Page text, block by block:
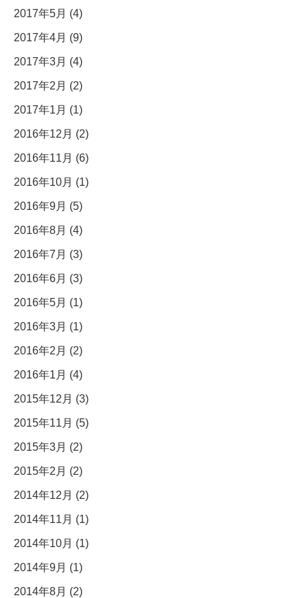
2017年5月 (4)
2017年4月 (9)
2017年3月 (4)
2017年2月 (2)
2017年1月 (1)
2016年12月 (2)
2016年11月 (6)
2016年10月 (1)
2016年9月 (5)
2016年8月 (4)
2016年7月 (3)
2016年6月 (3)
2016年5月 (1)
2016年3月 (1)
2016年2月 (2)
2016年1月 (4)
2015年12月 (3)
2015年11月 (5)
2015年3月 (2)
2015年2月 (2)
2014年12月 (2)
2014年11月 (1)
2014年10月 (1)
2014年9月 (1)
2014年8月 (2)